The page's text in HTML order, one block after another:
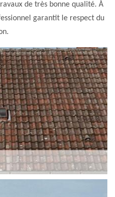
de très bonne qualité. À
garantit le respect du